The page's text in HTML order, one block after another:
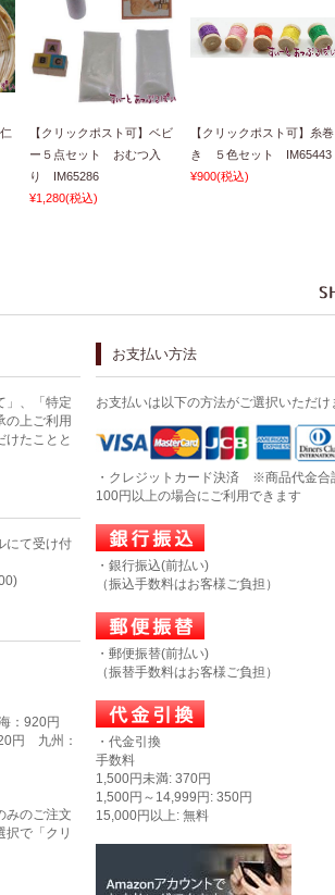
【クリックポスト可】ベビ
ー５点セット おむつ入
り IM65286
¥1,280(税込)
【クリックポスト可】糸巻
き ５色セット IM65443
¥900(税込)
」、「特定
の上ご利用
けたことと
にて受け付
：920円
円 九州：
みのご注文
択で「クリ
お支払い方法
お支払いは以下の方法がご選択いただけ
・クレジットカード決済 ※商品代金合
100円以上の場合にご利用できます
・銀行振込(前払い)
（振込手数料はお客様ご負担）
・郵便振替(前払い)
（振替手数料はお客様ご負担）
・代金引換
手数料
1,500円未満: 370円
1,500円～14,999円: 350円
15,000円以上: 無料